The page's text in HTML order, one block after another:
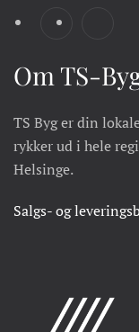
Om TS-
TS Byg er din
rykker ud i hele
Helsinge.
Salgs- og